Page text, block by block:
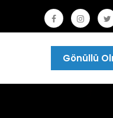
Gönüllü